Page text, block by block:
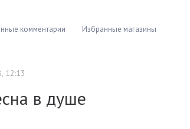
комментарии Избранные магазины
12:13
в душе